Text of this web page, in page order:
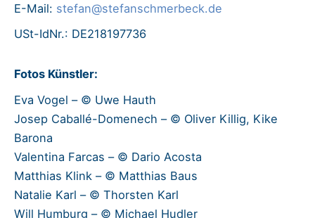
E-Mail: stefan@stefanschmerbeck.de
USt-IdNr.: DE218197736
Fotos Künstler:
Eva Vogel – © Uwe Hauth
Josep Caballé-Domenech – © Oliver Killig, Kike
Barona
Valentina Farcas – © Dario Acosta
Matthias Klink – © Matthias Baus
Natalie Karl – © Thorsten Karl
Will Humburg – © Michael Hudler